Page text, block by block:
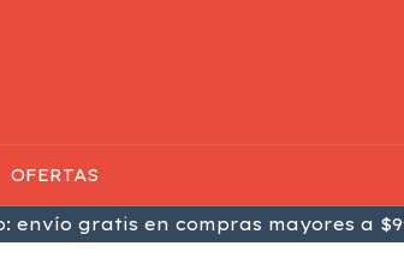
envío gratis en compras mayores a
OFERTAS